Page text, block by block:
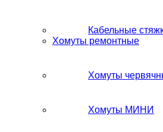
Кабельные
Хомуты ремонтные
Хомуты
Хомуты МИНИ